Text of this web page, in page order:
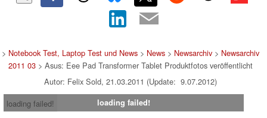
> Notebook Test, Laptop Test und News > News > Newsarchiv > Newsarchiv
2011 03 > Asus: Eee Pad Transformer Tablet Produktfotos veröffentlicht
Autor: Felix Sold, 21.03.2011 (Update: 9.07.2012)
loading failed!
loading failed!